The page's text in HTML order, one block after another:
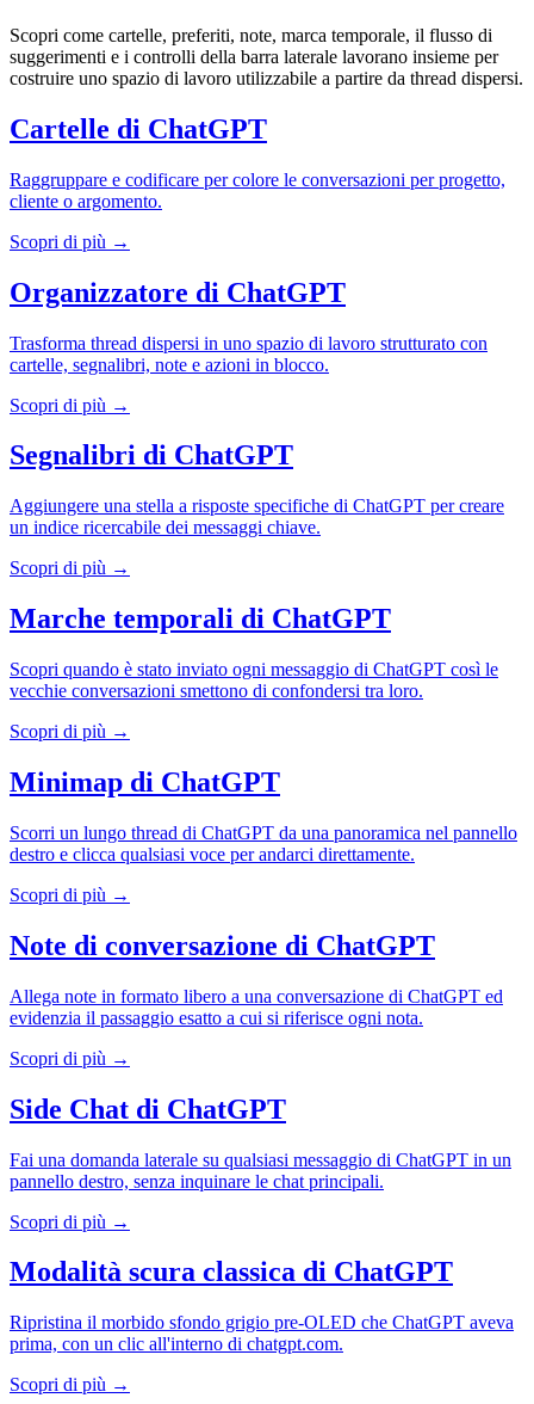
Scopri come cartelle, preferiti, note, marca temporale, il flusso di
suggerimenti e i controlli della barra laterale lavorano insieme per
costruire uno spazio di lavoro utilizzabile a partire da thread dispersi.
Cartelle di ChatGPT
Raggruppare e codificare per colore le conversazioni per progetto,
cliente o argomento.
Scopri di più →
Organizzatore di ChatGPT
Trasforma thread dispersi in uno spazio di lavoro strutturato con
cartelle, segnalibri, note e azioni in blocco.
Scopri di più →
Segnalibri di ChatGPT
Aggiungere una stella a risposte specifiche di ChatGPT per creare
un indice ricercabile dei messaggi chiave.
Scopri di più →
Marche temporali di ChatGPT
Scopri quando è stato inviato ogni messaggio di ChatGPT così le
vecchie conversazioni smettono di confondersi tra loro.
Scopri di più →
Minimap di ChatGPT
Scorri un lungo thread di ChatGPT da una panoramica nel pannello
destro e clicca qualsiasi voce per andarci direttamente.
Scopri di più →
Note di conversazione di ChatGPT
Allega note in formato libero a una conversazione di ChatGPT ed
evidenzia il passaggio esatto a cui si riferisce ogni nota.
Scopri di più →
Side Chat di ChatGPT
Fai una domanda laterale su qualsiasi messaggio di ChatGPT in un
pannello destro, senza inquinare le chat principali.
Scopri di più →
Modalità scura classica di ChatGPT
Ripristina il morbido sfondo grigio pre-OLED che ChatGPT aveva
prima, con un clic all'interno di chatgpt.com.
Scopri di più →